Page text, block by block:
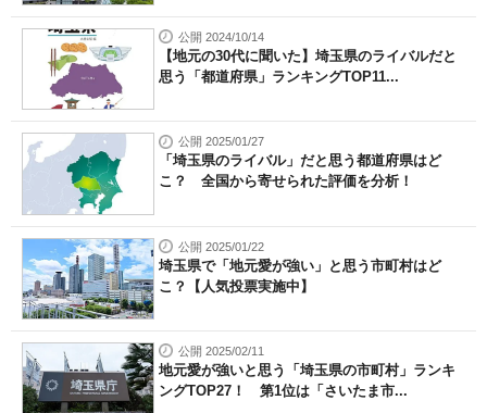
公開 2024/10/14
【地元の30代に聞いた】埼玉県のライバルだと
思う「都道府県」ランキングTOP11...
公開 2025/01/27
「埼玉県のライバル」だと思う都道府県はど
こ？ 全国から寄せられた評価を分析！
公開 2025/01/22
埼玉県で「地元愛が強い」と思う市町村はど
こ？【人気投票実施中】
公開 2025/02/11
地元愛が強いと思う「埼玉県の市町村」ランキ
ングTOP27！ 第1位は「さいたま市...